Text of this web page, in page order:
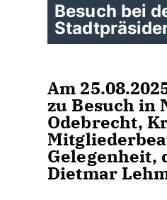
Besuch bei
Am
zu Besuch in
Odebrecht,
Gelegenheit,
Dietmar